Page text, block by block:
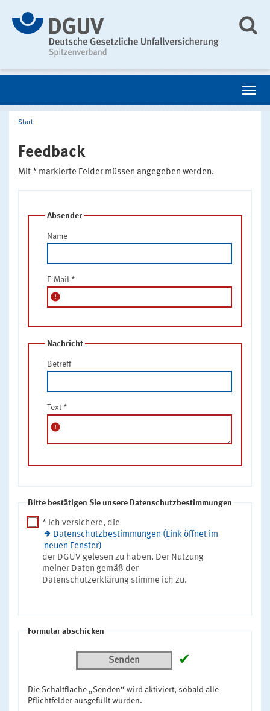
Start
Feedback
Mit * markierte Felder müssen angegeben werden.
Absender
Name
E-Mail *
error
Nachricht
Betreff
Text *
error
Bitte bestätigen Sie unsere Datenschutzbestimmungen
* Ich versichere, die
Datenschutzbestimmungen (Link öffnet im
neuen Fenster)
der DGUV gelesen zu haben. Der Nutzung
meiner Daten gemäß der
Datenschutzerklärung stimme ich zu.
Formular abschicken
Senden ✔
Die Schaltfläche „Senden“ wird aktiviert, sobald alle
Pflichtfelder ausgefüllt wurden.